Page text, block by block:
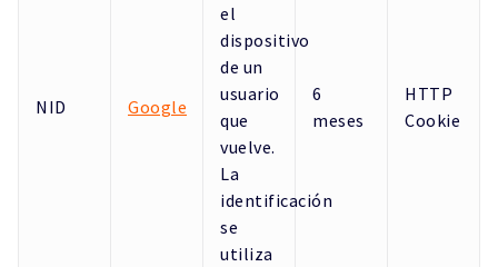
NID Google
el
dispositivo
de un
usuario
que
vuelve.
La
identificación
se
utiliza
6
meses
HTTP
Cookie